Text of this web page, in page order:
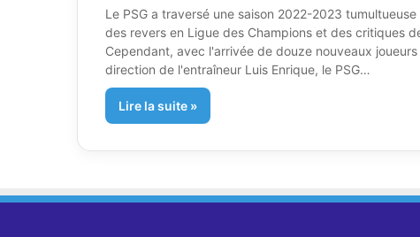
Le PSG a traversé une saison 2022-2023
des revers en Ligue des Champions et des critiques
Cependant, avec l'arrivée de douze nouveaux
direction de l'entraîneur Luis Enrique, le PSG…
Lire la suite »